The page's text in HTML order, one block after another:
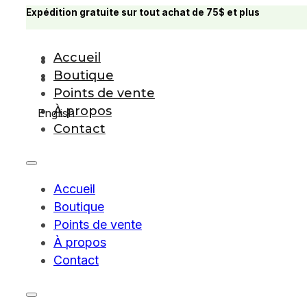
Expédition gratuite sur tout achat de 75$ et plus
English
Accueil
Boutique
Points de vente
À propos
Contact
Accueil
Boutique
Points de vente
À propos
Contact